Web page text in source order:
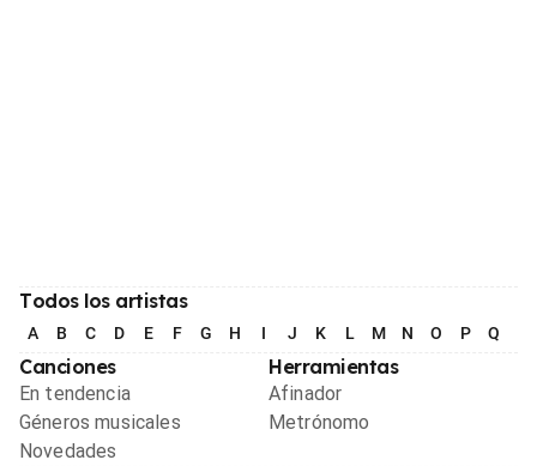
Todos los artistas
A B C D E F G H I J K L M N O P Q
Canciones
En tendencia
Géneros musicales
Novedades
Herramientas
Afinador
Metrónomo